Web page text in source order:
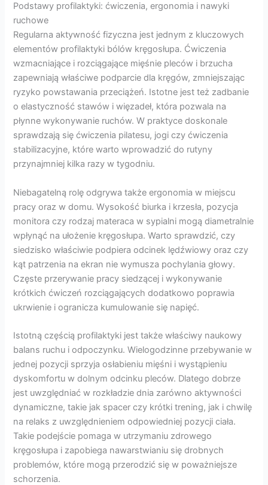
Podstawy profilaktyki: ćwiczenia, ergonomia i nawyki
ruchowe
Regularna aktywność fizyczna jest jednym z kluczowych
elementów profilaktyki bólów kręgosłupa. Ćwiczenia
wzmacniające i rozciągające mięśnie pleców i brzucha
zapewniają właściwe podparcie dla kręgów, zmniejszając
ryzyko powstawania przeciążeń. Istotne jest też zadbanie
o elastyczność stawów i więzadeł, która pozwala na
płynne wykonywanie ruchów. W praktyce doskonale
sprawdzają się ćwiczenia pilatesu, jogi czy ćwiczenia
stabilizacyjne, które warto wprowadzić do rutyny
przynajmniej kilka razy w tygodniu.
Niebagatelną rolę odgrywa także ergonomia w miejscu
pracy oraz w domu. Wysokość biurka i krzesła, pozycja
monitora czy rodzaj materaca w sypialni mogą diametralnie
wpłynąć na ułożenie kręgosłupa. Warto sprawdzić, czy
siedzisko właściwie podpiera odcinek lędźwiowy oraz czy
kąt patrzenia na ekran nie wymusza pochylania głowy.
Częste przerywanie pracy siedzącej i wykonywanie
krótkich ćwiczeń rozciągających dodatkowo poprawia
ukrwienie i ogranicza kumulowanie się napięć.
Istotną częścią profilaktyki jest także właściwy naukowy
balans ruchu i odpoczynku. Wielogodzinne przebywanie w
jednej pozycji sprzyja osłabieniu mięśni i wystąpieniu
dyskomfortu w dolnym odcinku pleców. Dlatego dobrze
jest uwzględniać w rozkładzie dnia zarówno aktywności
dynamiczne, takie jak spacer czy krótki trening, jak i chwilę
na relaks z uwzględnieniem odpowiedniej pozycji ciała.
Takie podejście pomaga w utrzymaniu zdrowego
kręgosłupa i zapobiega nawarstwianiu się drobnych
problemów, które mogą przerodzić się w poważniejsze
schorzenia.